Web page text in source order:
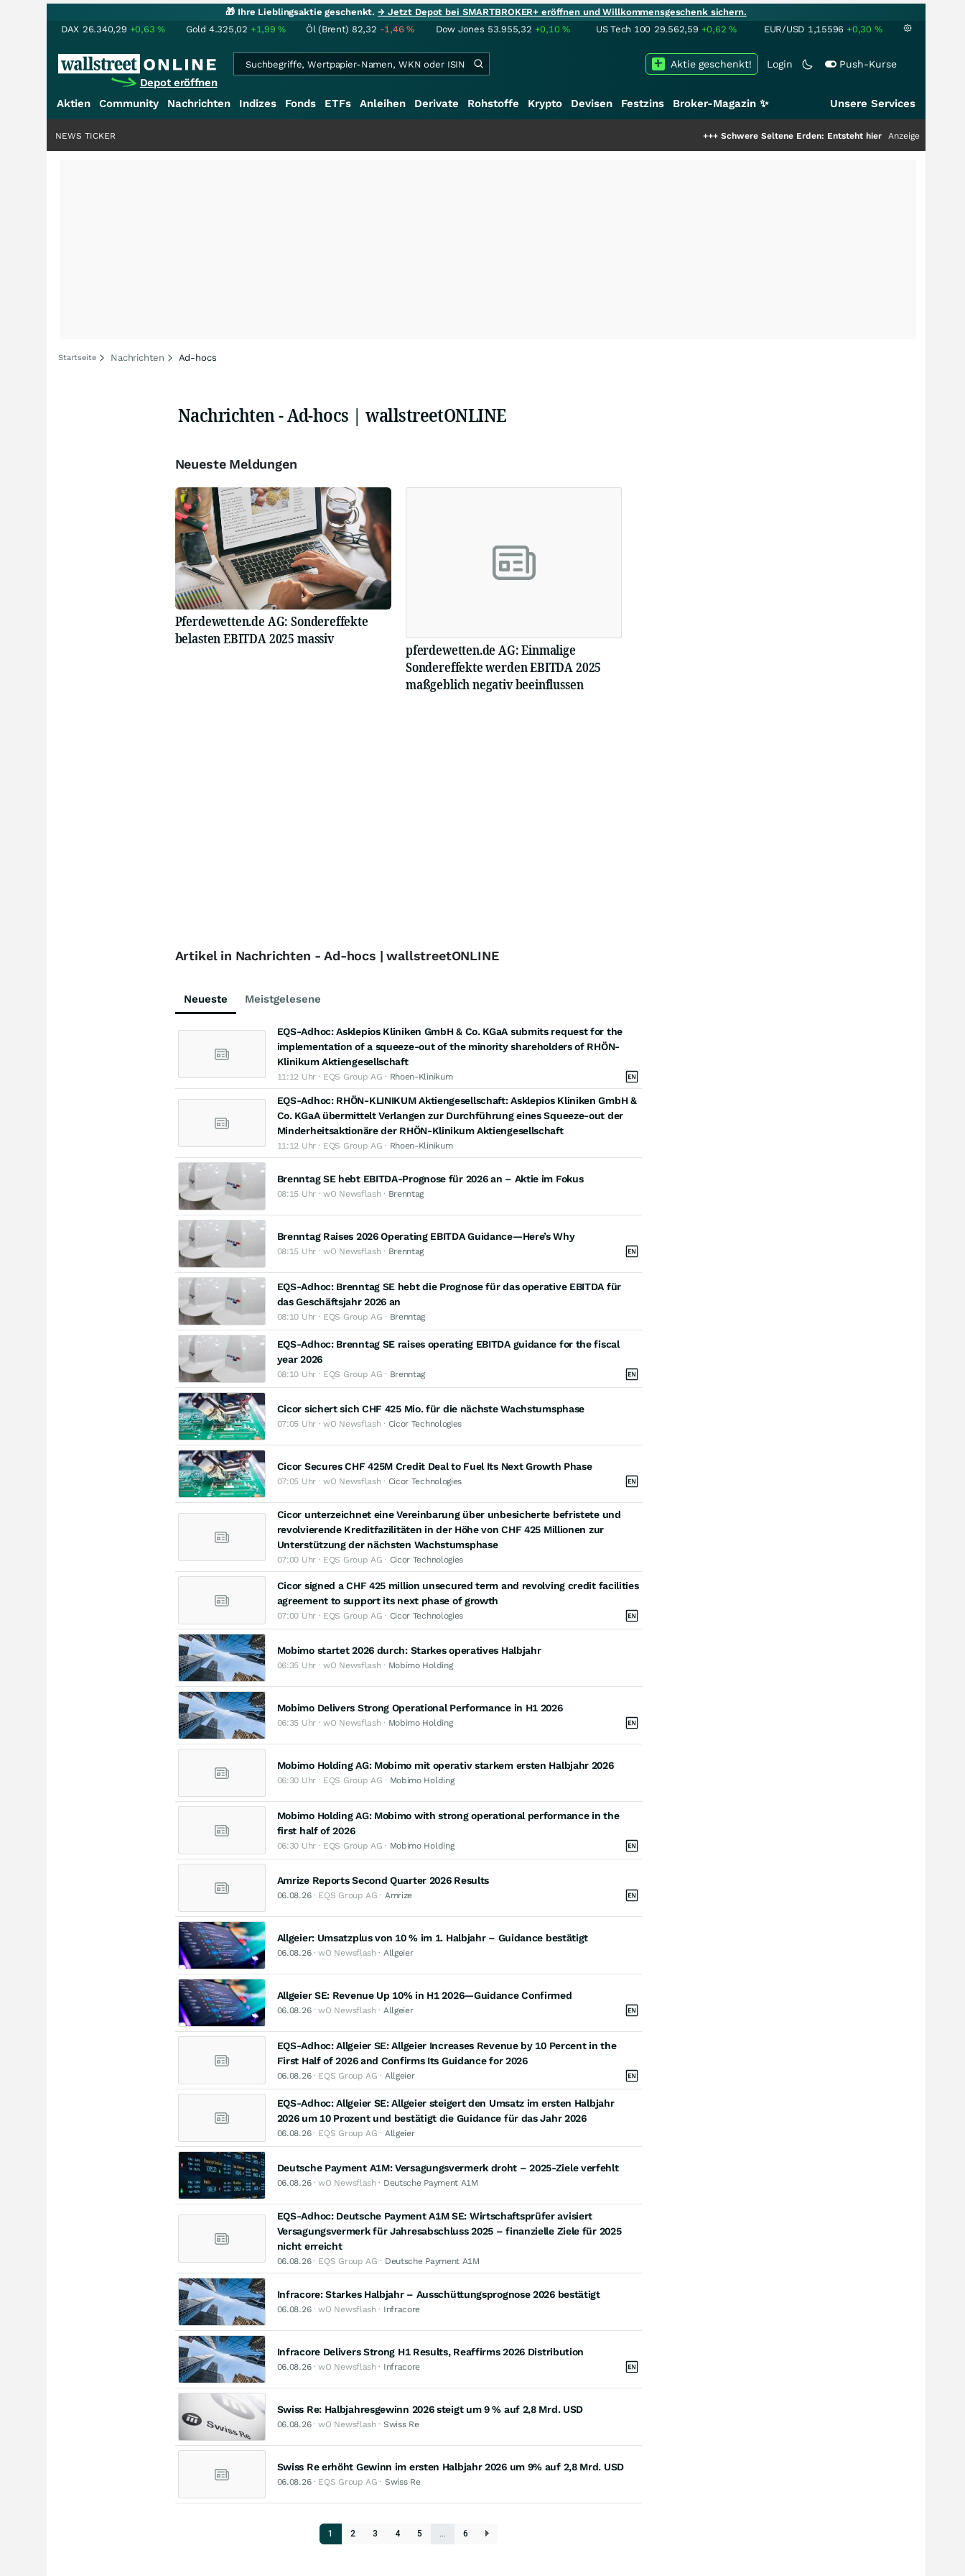
🎁 Ihre Lieblingsaktie geschenkt.→ Jetzt Depot bei SMARTBROKER+ eröffnen und Willkommensgeschenk sichern.
DAX 26.340,29 +0,63% Gold 4.325,02 +1,99% Öl (Brent) 82,32 -1,46% Dow Jones 53.955,32 +0,10% US Tech 100 29.562,59 +0,62% EUR/USD 1,15596 +0,30 %
Depot eröffnen
Login Push-Kurse
Aktie geschenkt!
Aktien Community Nachrichten Indizes Fonds ETFs Anleihen Derivate Rohstoffe Krypto Devisen Festzins Broker-Magazin ✨ Unsere Services
Schwere Seltene Erden: Entsteht hier die nächste Milliardenstory?
Anzeige
NEWS TICKER
Startseite Nachrichten Ad-hocs
Nachrichten - Ad-hocs | wallstreetONLINE
Neueste Meldungen
Pferdewetten.de AG: Sondereffekte
belasten EBITDA 2025 massiv
pferdewetten.de AG: Einmalige
Sondereffekte werden EBITDA 2025
maßgeblich negativ beeinflussen
Artikel in Nachrichten - Ad-hocs | wallstreetONLINE
Neueste Meistgelesene
EQS-Adhoc: Asklepios Kliniken GmbH & Co. KGaA submits request for the
implementation of a squeeze-out of the minority shareholders of RHÖN-
Klinikum Aktiengesellschaft
11:12 Uhr · EQS Group AG · Rhoen-Klinikum
EQS-Adhoc: RHÖN-KLINIKUM Aktiengesellschaft: Asklepios Kliniken GmbH &
Co. KGaA übermittelt Verlangen zur Durchführung eines Squeeze-out der
Minderheitsaktionäre der RHÖN-Klinikum Aktiengesellschaft
11:12 Uhr · EQS Group AG · Rhoen-Klinikum
Brenntag SE hebt EBITDA-Prognose für 2026 an – Aktie im Fokus
08:15 Uhr · wO Newsflash · Brenntag
Brenntag Raises 2026 Operating EBITDA Guidance—Here’s Why
08:15 Uhr · wO Newsflash · Brenntag
EQS-Adhoc: Brenntag SE hebt die Prognose für das operative EBITDA für
das Geschäftsjahr 2026 an
08:10 Uhr · EQS Group AG · Brenntag
EQS-Adhoc: Brenntag SE raises operating EBITDA guidance for the fiscal
year 2026
08:10 Uhr · EQS Group AG · Brenntag
Cicor sichert sich CHF 425 Mio. für die nächste Wachstumsphase
07:05 Uhr · wO Newsflash · Cicor Technologies
Cicor Secures CHF 425M Credit Deal to Fuel Its Next Growth Phase
07:05 Uhr · wO Newsflash · Cicor Technologies
Cicor unterzeichnet eine Vereinbarung über unbesicherte befristete und
revolvierende Kreditfazilitäten in der Höhe von CHF 425 Millionen zur
Unterstützung der nächsten Wachstumsphase
07:00 Uhr · EQS Group AG · Cicor Technologies
Cicor signed a CHF 425 million unsecured term and revolving credit facilities
agreement to support its next phase of growth
07:00 Uhr · EQS Group AG · Cicor Technologies
Mobimo startet 2026 durch: Starkes operatives Halbjahr
06:35 Uhr · wO Newsflash · Mobimo Holding
Mobimo Delivers Strong Operational Performance in H1 2026
06:35 Uhr · wO Newsflash · Mobimo Holding
Mobimo Holding AG: Mobimo mit operativ starkem ersten Halbjahr 2026
06:30 Uhr · EQS Group AG · Mobimo Holding
Mobimo Holding AG: Mobimo with strong operational performance in the
first half of 2026
06:30 Uhr · EQS Group AG · Mobimo Holding
Amrize Reports Second Quarter 2026 Results
06.08.26· EQS Group AG · Amrize
Allgeier: Umsatzplus von 10 % im 1. Halbjahr – Guidance bestätigt
06.08.26· wO Newsflash · Allgeier
Allgeier SE: Revenue Up 10% in H1 2026—Guidance Confirmed
06.08.26· wO Newsflash · Allgeier
EQS-Adhoc: Allgeier SE: Allgeier Increases Revenue by 10 Percent in the
First Half of 2026 and Confirms Its Guidance for 2026
06.08.26· EQS Group AG · Allgeier
EQS-Adhoc: Allgeier SE: Allgeier steigert den Umsatz im ersten Halbjahr
2026 um 10 Prozent und bestätigt die Guidance für das Jahr 2026
06.08.26· EQS Group AG · Allgeier
Deutsche Payment A1M: Versagungsvermerk droht – 2025-Ziele verfehlt
06.08.26· wO Newsflash · Deutsche Payment A1M
EQS-Adhoc: Deutsche Payment A1M SE: Wirtschaftsprüfer avisiert
Versagungsvermerk für Jahresabschluss 2025 – finanzielle Ziele für 2025
nicht erreicht
06.08.26· EQS Group AG · Deutsche Payment A1M
Infracore: Starkes Halbjahr – Ausschüttungsprognose 2026 bestätigt
06.08.26· wO Newsflash · Infracore
Infracore Delivers Strong H1 Results, Reaffirms 2026 Distribution
06.08.26· wO Newsflash · Infracore
Swiss Re: Halbjahresgewinn 2026 steigt um 9 % auf 2,8 Mrd. USD
06.08.26· wO Newsflash · Swiss Re
Swiss Re erhöht Gewinn im ersten Halbjahr 2026 um 9% auf 2,8 Mrd. USD
06.08.26· EQS Group AG · Swiss Re
1 2 3 4 5 … 6